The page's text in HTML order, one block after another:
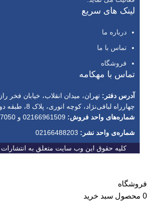
لینک های سریع
درباره ما
تماس با ما
فروشگاه
تماس با مهکامه
آدرس دفتر: تهران، میدان انقلاب، خیابان فخر
چهارراه لبافی‌نژاد، کوچه انوری، پلاک 8، طبقه دوم
شماره‌های واحد فروش: 02166961509 و 02166497050
شماره‌‌ی واحد نشر:
کلیه حقوق این وب سایت متعلق به
فروشگاه
0 محصول سبد خرید